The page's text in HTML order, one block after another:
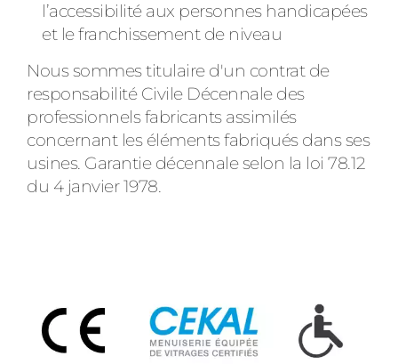
l’accessibilité aux personnes handicapées
et le franchissement de niveau
Nous sommes titulaire d'un contrat de
responsabilité Civile Décennale des
professionnels fabricants assimilés
concernant les éléments fabriqués dans ses
usines. Garantie décennale selon la loi 78.12
du 4 janvier 1978.
ALUMINIUM
ACIER